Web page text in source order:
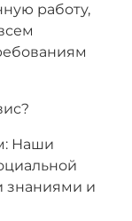
работу,
Наши
знаниями и